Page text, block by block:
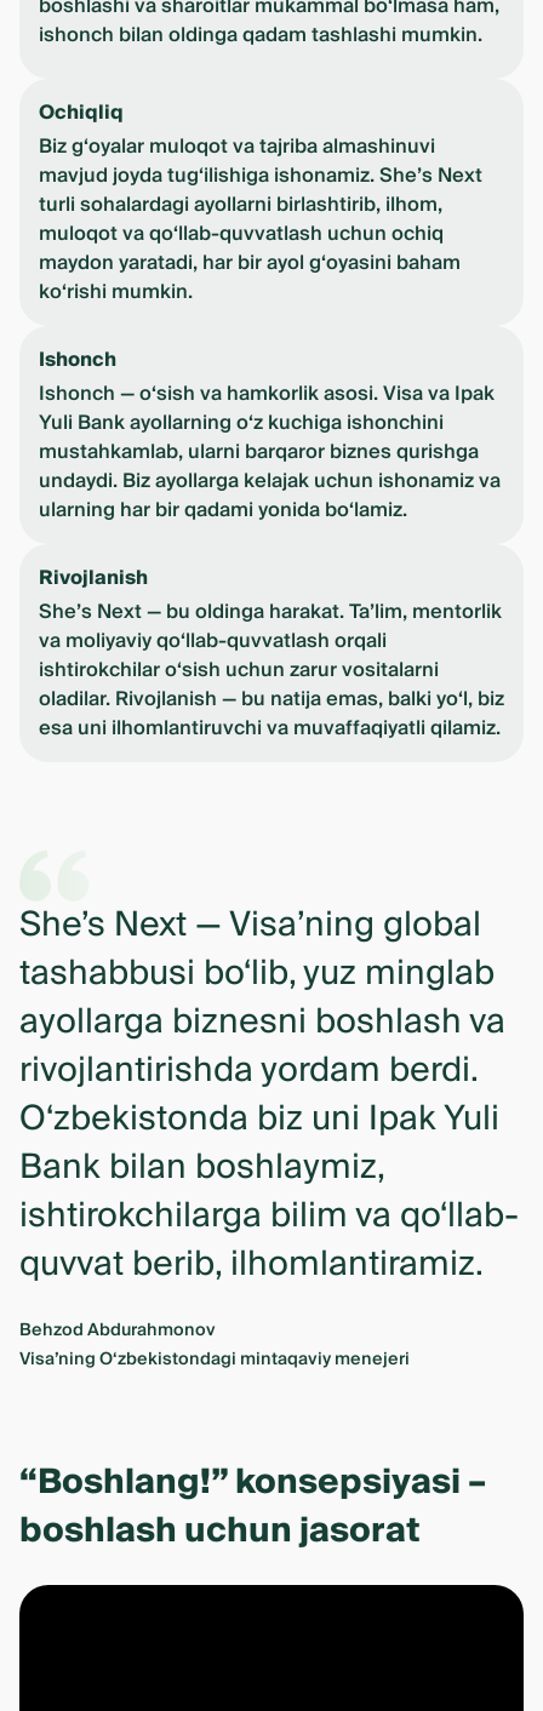
ishonch bilan oldinga qadam tashlashi mumkin.
Ochiqliq
Biz g‘oyalar muloqot va tajriba almashinuvi
mavjud joyda tug‘ilishiga ishonamiz. She’s Next
turli sohalardagi ayollarni birlashtirib, ilhom,
muloqot va qo‘llab-quvvatlash uchun ochiq
maydon yaratadi, har bir ayol g‘oyasini baham
ko‘rishi mumkin.
Ishonch
Ishonch — o‘sish va hamkorlik asosi. Visa va Ipak
Yuli Bank ayollarning o‘z kuchiga ishonchini
mustahkamlab, ularni barqaror biznes qurishga
undaydi. Biz ayollarga kelajak uchun ishonamiz va
ularning har bir qadami yonida bo‘lamiz.
Rivojlanish
She’s Next — bu oldinga harakat. Ta’lim, mentorlik
va moliyaviy qo‘llab-quvvatlash orqali
ishtirokchilar o‘sish uchun zarur vositalarni
oladilar. Rivojlanish — bu natija emas, balki yo‘l, biz
esa uni ilhomlantiruvchi va muvaffaqiyatli qilamiz.
She’s Next — Visa’ning global
tashabbusi bo‘lib, yuz minglab
ayollarga biznesni boshlash va
rivojlantirishda yordam berdi.
O‘zbekistonda biz uni Ipak Yuli
Bank bilan boshlaymiz,
ishtirokchilarga bilim va qo‘llab-
quvvat berib, ilhomlantiramiz.
Behzod Abdurahmonov
Visa’ning O‘zbekistondagi mintaqaviy menejeri
“Boshlang!” konsepsiyasi –
boshlash uchun jasorat